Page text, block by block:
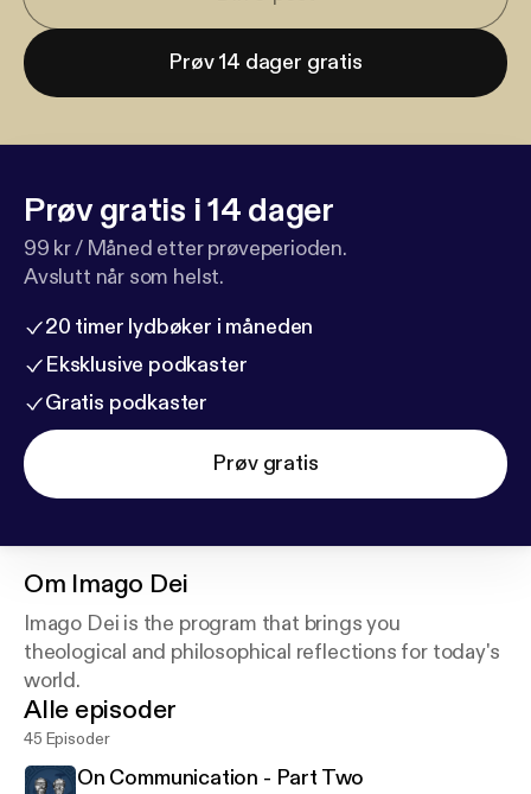
Prøv 14 dager gratis
Prøv gratis i 14 dager
99 kr / Måned etter prøveperioden.
Avslutt når som helst.
20 timer lydbøker i måneden
Eksklusive podkaster
Gratis podkaster
Prøv gratis
Om Imago Dei
Imago Dei is the program that brings you
theological and philosophical reflections for today's
world.
Alle episoder
45 Episoder
On Communication - Part Two